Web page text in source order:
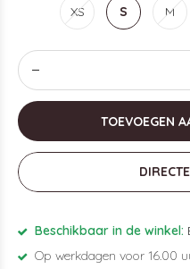
XS S M
TOEVOEGEN
Beschikbaar in de winkel:
Op werkdagen voor 16.00